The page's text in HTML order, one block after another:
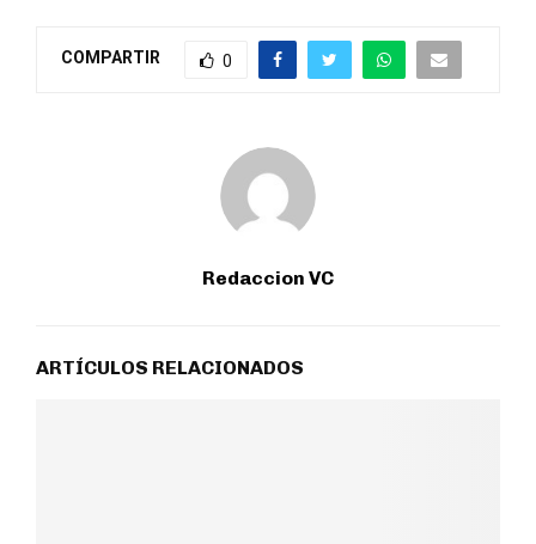
COMPARTIR 0
Redaccion VC
ARTÍCULOS RELACIONADOS